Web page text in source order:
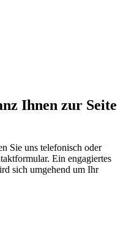
Ihnen zur Seite
Sie uns telefonisch oder
Ein engagiertes
sich umgehend um Ihr